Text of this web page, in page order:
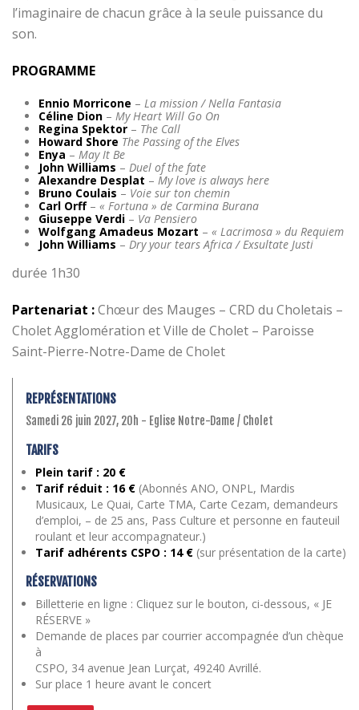
l’imaginaire de chacun grâce à la seule puissance du
son.
PROGRAMME
Ennio Morricone – La mission / Nella Fantasia
Céline Dion– My Heart Will Go On
Regina Spektor– The Call
Howard Shore The Passing of the Elves
Enya – May It Be
John Williams – Duel of the fate
Alexandre Desplat – My love is always here
Bruno Coulais – Voie sur ton chemin
Carl Orff– « Fortuna » de Carmina Burana
Giuseppe Verdi – Va Pensiero
Wolfgang Amadeus Mozart – « Lacrimosa » du Requiem
John Williams – Dry your tears Africa / Exsultate Justi
durée 1h30
Partenariat :Chœur des Mauges – CRD du Choletais –
Cholet Agglomération et Ville de Cholet – Paroisse
Saint-Pierre-Notre-Dame de Cholet
REPRÉSENTATIONS
Samedi 26 juin 2027, 20h - Eglise Notre-Dame / Cholet
TARIFS
Plein tarif : 20 €
Tarif réduit : 16 €(Abonnés ANO, ONPL, Mardis
Musicaux, Le Quai, Carte TMA, Carte Cezam, demandeurs
d’emploi, – de 25 ans, Pass Culture et personne en fauteuil
roulant et leur accompagnateur.)
Tarif adhérents CSPO : 14 €(sur présentation de la carte)
RÉSERVATIONS
Billetterie en ligne : Cliquez sur le bouton, ci-dessous, « JE
RÉSERVE »
Demande de places par courrier accompagnée d’un chèque
à
CSPO, 34 avenue Jean Lurçat, 49240 Avrillé.
Sur place 1 heure avant le concert